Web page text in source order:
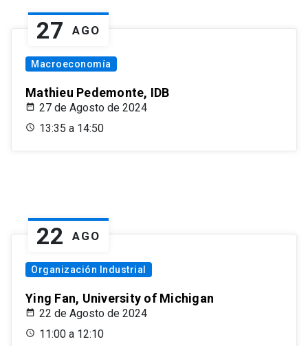
27 AGO
Macroeconomía
Mathieu Pedemonte, IDB
27 de Agosto de 2024
13:35 a 14:50
22 AGO
Organización Industrial
Ying Fan, University of Michigan
22 de Agosto de 2024
11:00 a 12:10